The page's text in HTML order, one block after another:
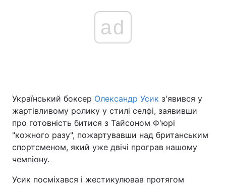
Україна Політика
Спорт Наука
Техно і зв'язок
ad
Український боксер Олександр Усик з'явився у
жартівливому ролику у стилі селфі, заявивши
про готовність битися з Тайсоном Ф'юрі
"кожного разу", пожартувавши над британським
спортсменом, який уже двічі програв нашому
чемпіону.
Усик посміхався і жестикулював протягом